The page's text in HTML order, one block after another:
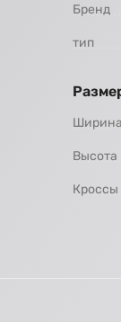
Бренд
тип
Ширина
Высота
Кроссы